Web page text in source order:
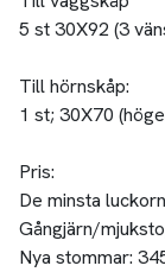
5 st 30X92 (3
Till hörnskåp:
1 st; 30X70
Pris:
De minsta
Gångjärn/
Nya stommar: